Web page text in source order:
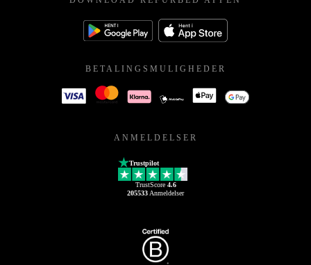
BETALINGSMULIGHEDER
ANMELDELSER
Trustpilot
TrustScore 4.6
205533 Anmeldelser